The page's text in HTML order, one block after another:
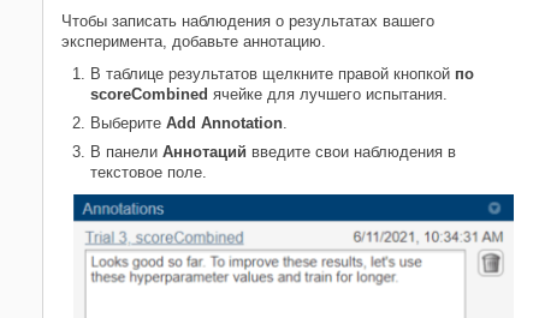
Чтобы записать наблюдения о результатах вашего
эксперимента, добавьте аннотацию.
В таблице результатов щелкните правой кнопкой по
scoreCombined ячейке для лучшего испытания.
Выберите Add Annotation.
В панели Аннотаций введите свои наблюдения в
текстовое поле.